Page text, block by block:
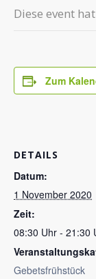
Diese event
Zum
DETAILS
Datum:
1 November 2020
Zeit:
08:30 Uhr - 21:30
Gebetsfrühstück